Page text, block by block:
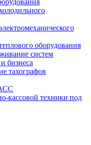
оборудования
систем
бизнеса
тахографов
кассовой техники под